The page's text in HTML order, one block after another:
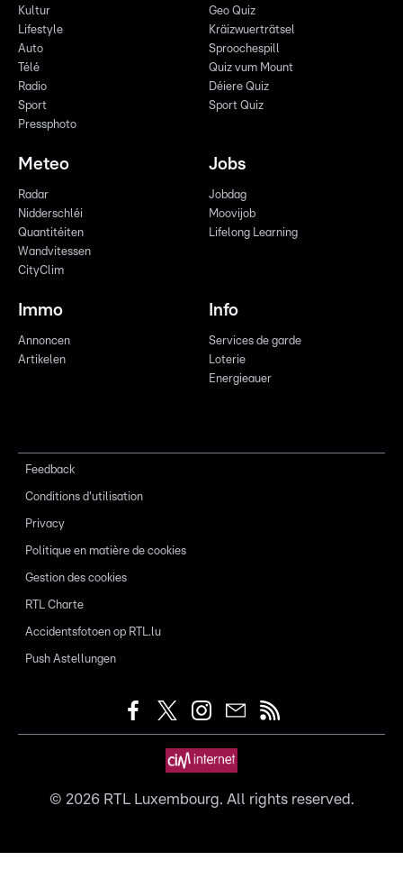
Kultur
Lifestyle
Auto
Télé
Radio
Sport
Pressphoto
Geo Quiz
Kräizwuerträtsel
Sproochespill
Quiz vum Mount
Déiere Quiz
Sport Quiz
Meteo
Radar
Nidderschléi
Quantitéiten
Wandvitessen
CityClim
Jobs
Jobdag
Moovijob
Lifelong Learning
Immo
Annoncen
Artikelen
Info
Services de garde
Loterie
Energieauer
Feedback
Conditions d'utilisation
Privacy
Politique en matière de cookies
Gestion des cookies
RTL Charte
Accidentsfotoen op RTL.lu
Push Astellungen
© 2026RTL Luxembourg. All rights reserved.